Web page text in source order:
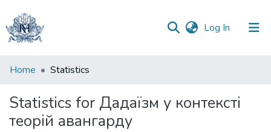
Log In (current)
Communities
Collections
All of DSpace
Home Statistics
Statistics for Дадаїзм у контексті
теорій авангарду